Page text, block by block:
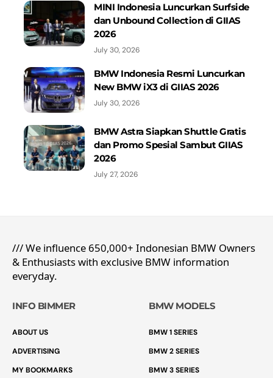
MINI Indonesia Luncurkan Surfside
dan Unbound Collection di GIIAS
2026
July 30, 2026
BMW Indonesia Resmi Luncurkan
New BMW iX3 di GIIAS 2026
July 30, 2026
BMW Astra Siapkan Shuttle Gratis
dan Promo Spesial Sambut GIIAS
2026
July 27, 2026
/// We influence 650,000+ Indonesian BMW Owners
& Enthusiasts with exclusive BMW information
everyday.
INFO BIMMER
ABOUT US
ADVERTISING
MY BOOKMARKS
BMW MODELS
BMW 1 SERIES
BMW 2 SERIES
BMW 3 SERIES